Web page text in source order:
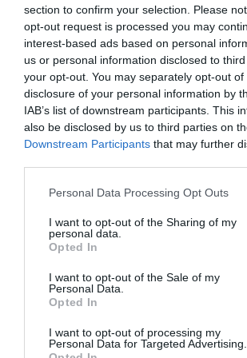
section to confirm your selection. Please
opt-out request is processed you may
interest-based ads based on personal
us or personal information disclosed to
your opt-out. You may separately opt-out
disclosure of your personal information by
IAB’s list of downstream participants. This
also be disclosed by us to third parties on
Downstream Participants that may further
Personal Data Processing Opt Outs
I want to opt-out of the Sharing of my
personal data.
Opted In
I want to opt-out of the Sale of my
Personal Data.
Opted In
I want to opt-out of processing my
Personal Data for Targeted Advertising.
Los ingresos obtenidos por la
Juegos generarán entre un 41% y un
económico, mientras que el gasto
el 21% y el 32% y la inversión en
el 27% y el 31%, en los diferentes
estudiados. Sólo por taquilla se
millones de euros, a lo que se suman
negocio de hospitality.El gasto de
durante el evento será de 2.600
según la Oficina de Turismo de París.
money’ en el atletismo
deporte olímpico ha impedido en
que los Juegos Olímpicos se
la Norma 40 de la Carta Olímpica
amenaza de importantes sanciones
los deportistas mostrasen o citasen
mantendrán importantes limitaciones
los deportistas, esta será la primera